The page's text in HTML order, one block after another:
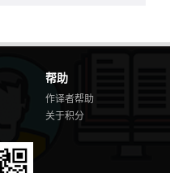
帮助
作译者帮助
关于积分